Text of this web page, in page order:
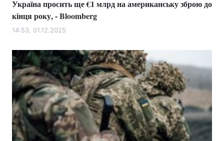
Україна просить ще €1 млрд на американську зброю до
кінця року, - Bloomberg
14:53, 01.12.2025